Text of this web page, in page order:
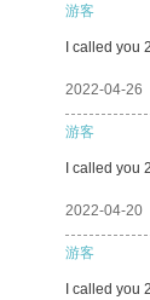
游客
I called you
2022-04-26
游客
I called you
2022-04-20
游客
I called you